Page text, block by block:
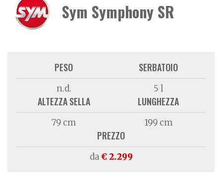
Sym Symphony SR
PESO
n.d.
SERBATOIO
5 l
ALTEZZA SELLA
79 cm
LUNGHEZZA
199 cm
PREZZO
da€ 2.299